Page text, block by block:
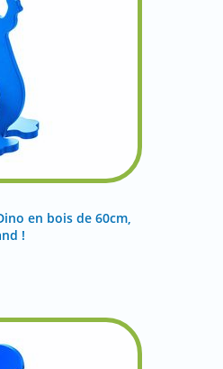
en bois de 60cm,
!